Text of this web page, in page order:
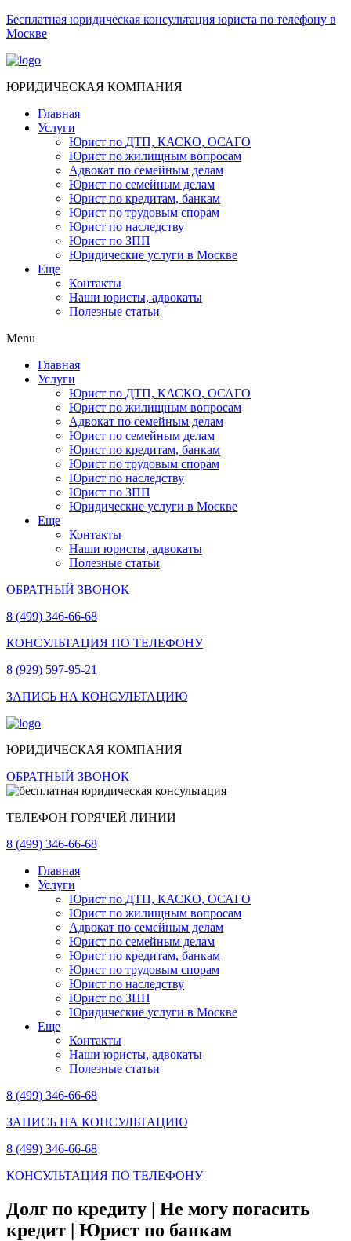
Бесплатная юридическая консультация юриста по телефону в
Москве
ЮРИДИЧЕСКАЯ КОМПАНИЯ
Главная
Услуги
Юрист по ДТП, КАСКО, ОСАГО
Юрист по жилищным вопросам
Адвокат по семейным делам
Юрист по семейным делам
Юрист по кредитам, банкам
Юрист по трудовым спорам
Юрист по наследству
Юрист по ЗПП
Юридические услуги в Москве
Еще
Контакты
Наши юристы, адвокаты
Полезные статьи
Menu
Главная
Услуги
Юрист по ДТП, КАСКО, ОСАГО
Юрист по жилищным вопросам
Адвокат по семейным делам
Юрист по семейным делам
Юрист по кредитам, банкам
Юрист по трудовым спорам
Юрист по наследству
Юрист по ЗПП
Юридические услуги в Москве
Еще
Контакты
Наши юристы, адвокаты
Полезные статьи
ОБРАТНЫЙ ЗВОНОК
8 (499) 346-66-68
КОНСУЛЬТАЦИЯ ПО ТЕЛЕФОНУ
8 (929) 597-95-21
ЗАПИСЬ НА КОНСУЛЬТАЦИЮ
ЮРИДИЧЕСКАЯ КОМПАНИЯ
ОБРАТНЫЙ ЗВОНОК
ТЕЛЕФОН ГОРЯЧЕЙ ЛИНИИ
8 (499) 346-66-68
Главная
Услуги
Юрист по ДТП, КАСКО, ОСАГО
Юрист по жилищным вопросам
Адвокат по семейным делам
Юрист по семейным делам
Юрист по кредитам, банкам
Юрист по трудовым спорам
Юрист по наследству
Юрист по ЗПП
Юридические услуги в Москве
Еще
Контакты
Наши юристы, адвокаты
Полезные статьи
8 (499) 346-66-68
ЗАПИСЬ НА КОНСУЛЬТАЦИЮ
8 (499) 346-66-68
КОНСУЛЬТАЦИЯ ПО ТЕЛЕФОНУ
Долг по кредиту | Не могу погасить
кредит | Юрист по банкам